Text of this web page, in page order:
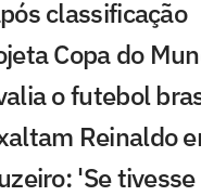
classificação
Copa do
o futebol
Reinaldo
'Se